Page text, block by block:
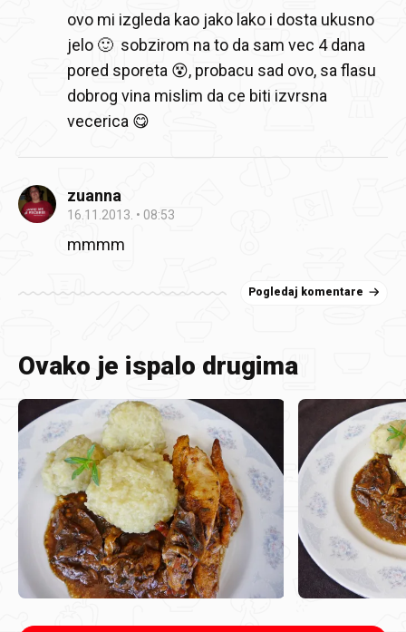
ovo mi izgleda kao jako lako i dosta ukusno
jelo 🙂 sobzirom na to da sam vec 4 dana
pored sporeta 😵, probacu sad ovo, sa flasu
dobrog vina mislim da ce biti izvrsna
vecerica 😋
zuanna
16.11.2013. 08:53
mmmm
Pogledaj komentare
Ovako je ispalo drugima